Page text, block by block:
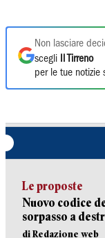
Non lasciare
scegli
Il Tirreno
per le tue notizie
Le proposte
Nuovo codice
sorpasso a
di Redazione web